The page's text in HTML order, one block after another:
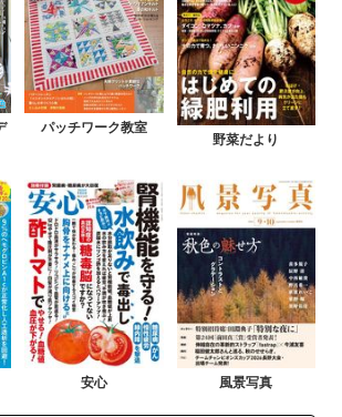
パッチワーク教室
野菜だより
安心 風景写真